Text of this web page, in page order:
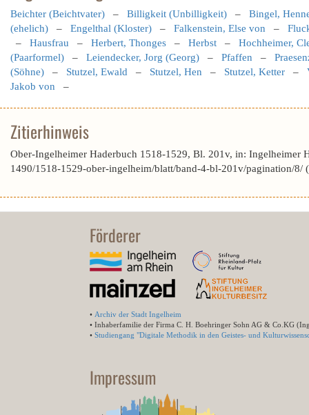
Beichter (Beichtvater) – Billigkeit (Unbilligkeit) – Bingel,
(ehelich) – Engelthal (Kloster) – Falkenstein, Else von –
– Hausfrau – Herbert, Thonges – Herbst – Hochheimer,
(Paarformel) – Leiendecker, Jorg (Georg) – Pfaffen –
(Söhne) – Stutzel, Ewald – Stutzel, Hen – Stutzel, Ketter –
Jakob von –
Zitierhinweis
Ober-Ingelheimer Haderbuch 1518-1529, Bl. 201v, in: Ingelheimer
1490/1518-1529-ober-ingelheim/blatt/band-4-bl-201v/pagination/8/
Förderer
• Archiv der Stadt Ingelheim
• Inhaberfamilie der Firma C. H. Boehringer Sohn AG & Co.KG
• Studiengang "Digitale Methodik in den Geistes- und
Impressum